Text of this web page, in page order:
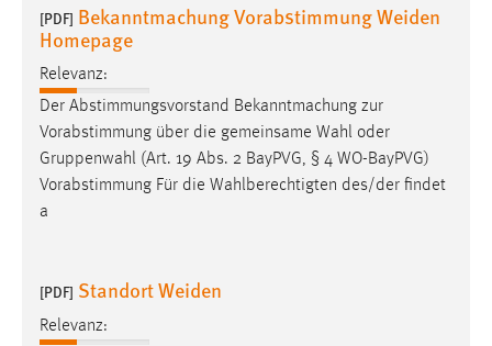
[PDF] Bekanntmachung Vorabstimmung Weiden
Homepage
Relevanz:
Der Abstimmungsvorstand Bekanntmachung zur
Vorabstimmung über die gemeinsame Wahl oder
Gruppenwahl (Art. 19 Abs. 2 BayPVG, § 4 WO-BayPVG)
Vorabstimmung Für die Wahlberechtigten des/der findet
a
[PDF] Standort Weiden
Relevanz:
Sprachpräferenz
Name:
site-language-preference
Zweck:
Das Cookie speichert die gewählte Sprache der Website.